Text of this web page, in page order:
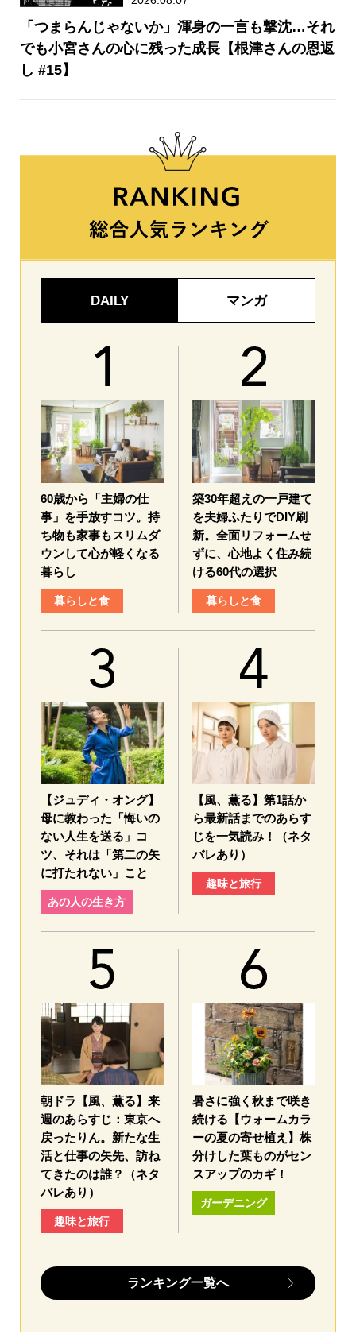
「つまらんじゃないか」渾身の一言も撃沈…それ
でも小宮さんの心に残った成長【根津さんの恩返
し #15】
DAILY マンガ
60歳から「主婦の仕
事」を手放すコツ。持
ち物も家事もスリムダ
ウンして心が軽くなる
暮らし
暮らしと食
築30年超えの一戸建て
を夫婦ふたりでDIY刷
新。全面リフォームせ
ずに、心地よく住み続
ける60代の選択
暮らしと食
【ジュディ・オング】
母に教わった「悔いの
ない人生を送る」コ
ツ、それは「第二の矢
に打たれない」こと
あの人の生き方
【風、薫る】第1話か
ら最新話までのあらす
じを一気読み！（ネタ
バレあり）
趣味と旅行
朝ドラ【風、薫る】来
週のあらすじ：東京へ
戻ったりん。新たな生
活と仕事の矢先、訪ね
てきたのは誰？（ネタ
バレあり）
趣味と旅行
暑さに強く秋まで咲き
続ける【ウォームカラ
ーの夏の寄せ植え】株
分けした葉ものがセン
スアップのカギ！
ガーデニング
ランキング一覧へ